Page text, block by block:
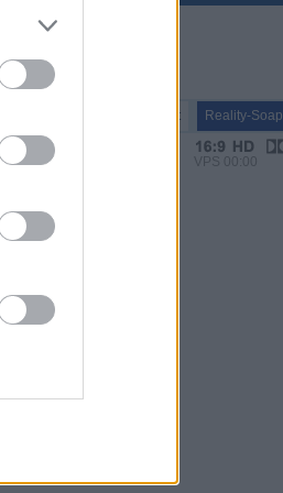
Report Reality-Soap
VPS 00:00